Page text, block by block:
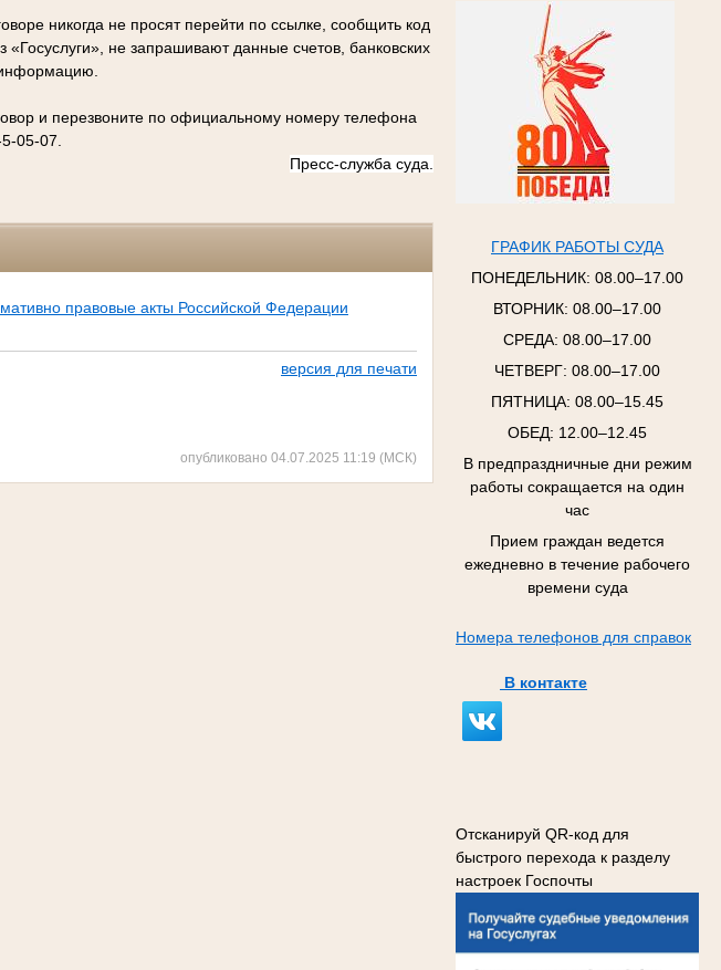
ГРАФИК РАБОТЫ СУДА
ПОНЕДЕЛЬНИК: 08.00–17.00
ВТОРНИК: 08.00–17.00
СРЕДА: 08.00–17.00
ЧЕТВЕРГ: 08.00–17.00
ПЯТНИЦА: 08.00–15.45
ОБЕД: 12.00–12.45
В предпраздничные дни режим
работы сокращается на один
час
Прием граждан ведется
ежедневно в течение рабочего
времени суда
Номера телефонов для справок
В контакте
Отсканируй QR-код для
быстрого перехода к разделу
настроек Госпочты
никогда не просят перейти по ссылке, сообщить код
не запрашивают данные счетов, банковских
и перезвоните по официальному номеру телефона
05-07.
Пресс-служба суда.
правовые акты Российской Федерации
версия для печати
опубликовано 04.07.2025 11:19 (МСК)